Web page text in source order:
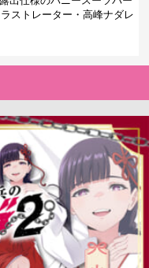
ストレーター・高峰ナダレ